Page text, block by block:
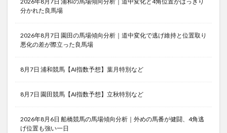
分かれた良馬場
2026年8月7日 園田の馬場傾向分析｜道中変化で逃げ維持と位置取り
悪化の差が際立った良馬場
8月7日 浦和競馬【AI指数予想】葉月特別など
8月7日 園田競馬【AI指数予想】立秋特別など
2026年8月6日 船橋競馬の馬場傾向分析｜外めの馬番が健闘、4角逃
げ位置も強い一日